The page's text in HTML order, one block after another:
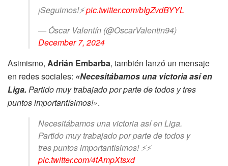
¡Seguimos!⚡️pic.twitter.com/bIgZvdBYYL
— Óscar Valentín (@OscarValentin94)
December 7, 2024
Asimismo, Adrián Embarba, también lanzó un mensaje
en redes sociales: «Necesitábamos una victoria así en
Liga. Partido muy trabajado por parte de todos y tres
puntos importantísimos!».
Necesitábamos una victoria así en Liga.
Partido muy trabajado por parte de todos y
tres puntos importantísimos! ⚡️⚡️
pic.twitter.com/4tAmpXtsxd